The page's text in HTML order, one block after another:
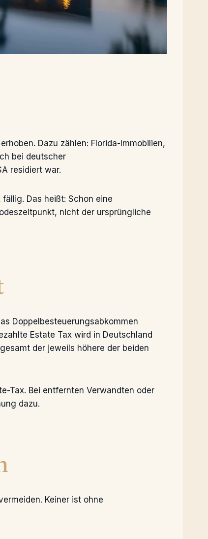
Dazu zählen: Florida-Immobilien,
bei deutscher
residiert war.
Das heißt: Schon eine
nicht der ursprüngliche
Doppelbesteuerungsabkommen
Estate Tax wird in Deutschland
der jeweils höhere der beiden
Tax. Bei entfernten Verwandten oder
dazu.
Keiner ist ohne